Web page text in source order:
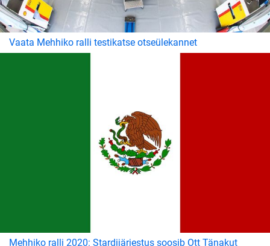
Vaata Mehhiko ralli testikatse otseülekannet
Mehhiko ralli 2020: Stardijärjestus soosib Ott Tänakut